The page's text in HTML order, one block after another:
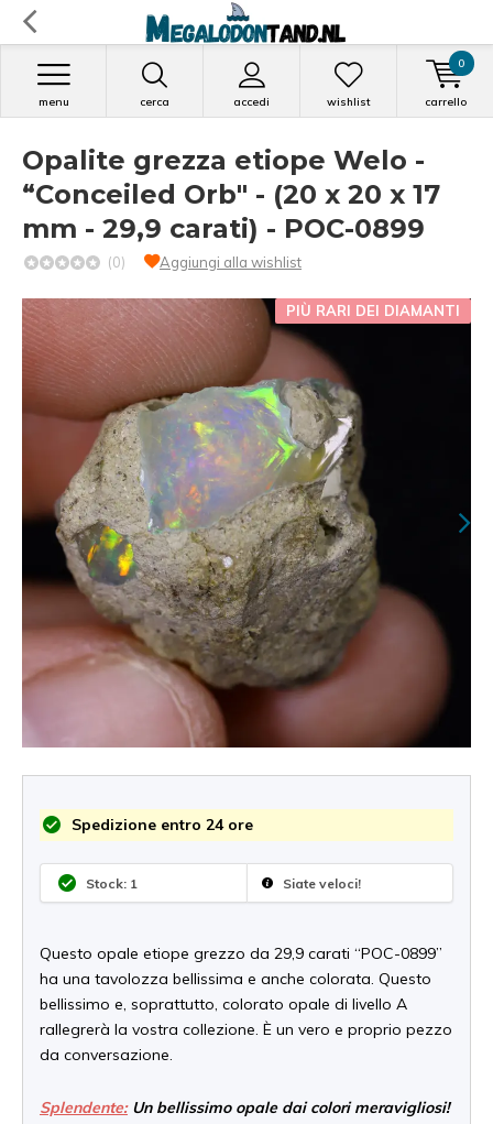
cerca accedi
menu wishlist carrello
0
Opalite grezza etiope Welo -
“Conceiled Orb" - (20 x 20 x 17
mm - 29,9 carati) - POC-0899
(0) Aggiungi alla wishlist
PIÙ RARI DEI DIAMANTI
Spedizione entro 24 ore
Stock: 1 Siate veloci!
Questo opale etiope grezzo da 29,9 carati “POC-0899”
ha una tavolozza bellissima e anche colorata. Questo
bellissimo e, soprattutto, colorato opale di livello A
rallegrerà la vostra collezione. È un vero e proprio pezzo
da conversazione.
Splendente:Un bellissimo opale dai colori meravigliosi!